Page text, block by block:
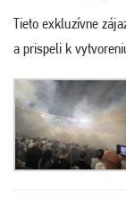
Tieto exkluzívne
a prispeli k